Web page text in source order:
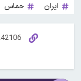
ایران حماس